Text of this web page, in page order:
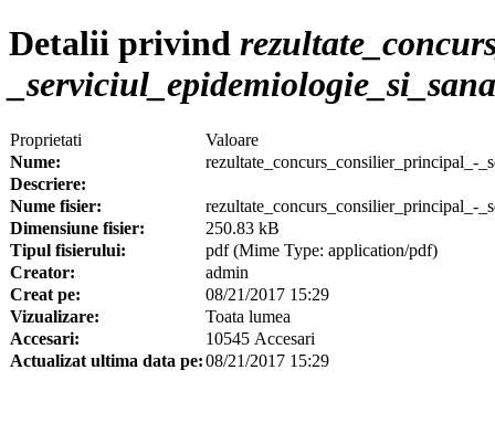
Detalii privind
Proprietati
Valoare
Nume:
rezultate_concurs_consilier_principal_-
Descriere:
Nume fisier:
rezultate_concurs_consilier_principal_-
Dimensiune fisier:
250.83 kB
Tipul fisierului:
pdf (Mime Type: application/pdf)
Creator:
admin
Creat pe:
08/21/2017 15:29
Vizualizare:
Toata lumea
Accesari:
10545 Accesari
Actualizat ultima data pe:08/21/2017 15:29